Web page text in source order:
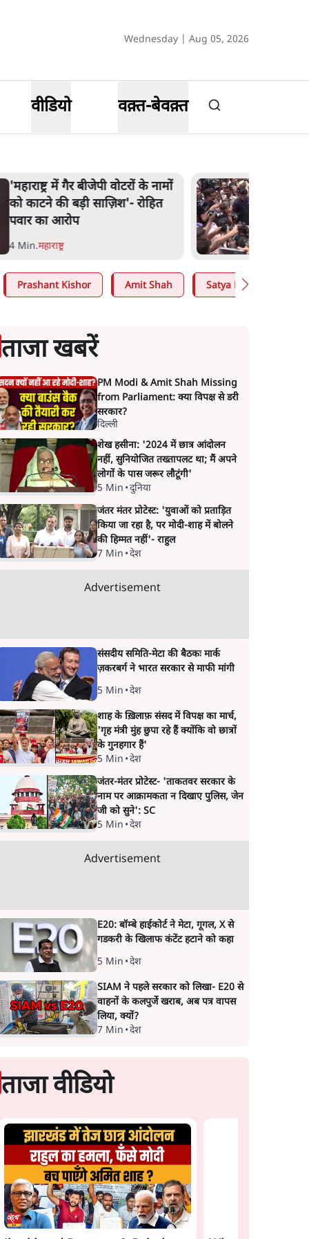
Wednesday | Aug 05, 2026
वीडियो वक़्त-बेवक़्त
E20 विवादः आप के पीएम आवास
मार्च को रोका, धरने पर बैठे
केजरीवाल-सिसोदिया
5 Min.देश
Prashant Kishor Amit Shah Satya Hindi
ताजा खबरें
PM Modi & Amit Shah Missing
from Parliament: क्या विपक्ष से डरी
सरकार?
दिल्ली
शेख हसीना: '2024 में छात्र आंदोलन
नहीं, सुनियोजित तख्तापलट था; मैं अपने
लोगों के पास जरूर लौटूंगी'
5 Min •दुनिया
जंतर मंतर प्रोटेस्ट: 'युवाओं को प्रताड़ित
किया जा रहा है, पर मोदी-शाह में बोलने
की हिम्मत नहीं'- राहुल
7 Min •देश
Advertisement
संसदीय समिति-मेटा की बैठकः मार्क
ज़करबर्ग ने भारत सरकार से माफी मांगी
5 Min •देश
शाह के ख़िलाफ़ संसद में विपक्ष का मार्च,
'गृह मंत्री मुंह छुपा रहे हैं क्योंकि वो छात्रों
के गुनहगार हैं'
5 Min •देश
जंतर-मंतर प्रोटेस्ट- 'ताकतवर सरकार के
नाम पर आक्रामकता न दिखाए पुलिस, जेन
जी को सुने': SC
5 Min •देश
Advertisement
E20: बॉम्बे हाईकोर्ट ने मेटा, गूगल, X से
गडकरी के खिलाफ कंटेंट हटाने को कहा
5 Min •देश
SIAM ने पहले सरकार को लिखा- E20 से
वाहनों के कलपुर्जे खराब, अब पत्र वापस
लिया, क्यों?
7 Min •देश
ताजा वीडियो